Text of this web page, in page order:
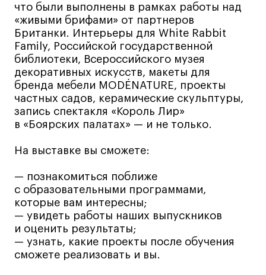
Интенсивы
Среднесрочные
Долгосрочные
Все программы
О школе
События
Блог
Преподаватели
Лицензии и аккредитации
Для прессы
Ресурсы
Партнеры
что были выполнены в рамках работы над
«живыми брифами» от партнеров
Британки. Интерьеры для White Rabbit
Family, Российской государственной
библиотеки, Всероссийского музея
декоративных искусств, макеты для
бренда мебели MODÉNATURE, проекты
частных садов, керамические скульптуры,
запись спектакля «Король Лир»
в «Боярских палатах» — и не только.
На выставке вы сможете:
— познакомиться поближе
с образовательными программами,
которые вам интересны;
— увидеть работы наших выпускников
и оценить результаты;
— узнать, какие проекты после обучения
сможете реализовать и вы.